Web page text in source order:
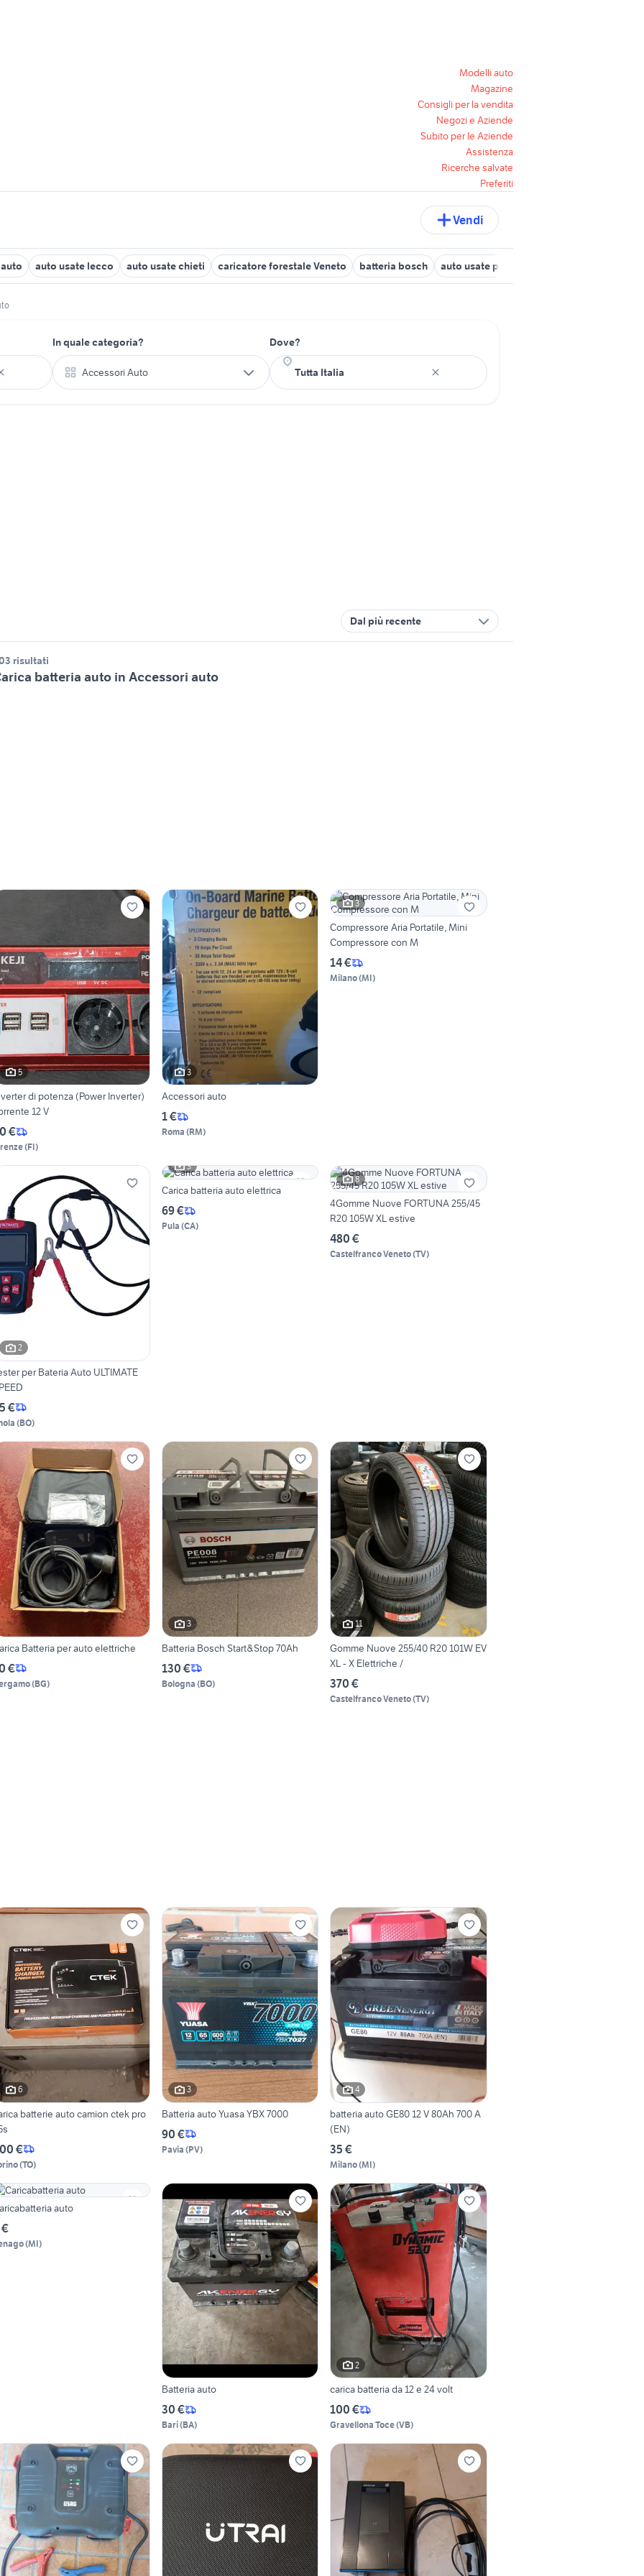
Modelli auto
Magazine
Consigli per la vendita
Negozi e Aziende
Subito per le Aziende
Assistenza
Ricerche salvate
Preferiti
Vendi
auto usate lecco auto usate chieti caricatore forestale Veneto batteria bosch auto usate pescara
In quale categoria?
Accessori Auto
Dove?
Dal più recente
risultati
batteria auto in Accessori auto
5
di potenza (Power Inverter)
12 V
€
(FI)
3
Accessori auto
1 €
Roma (RM)
3
Compressore Aria Portatile, Mini
Compressore con M
14 €
Milano(MI)
2
per Bateria Auto ULTIMATE
€
(BO)
3
Carica batteria auto elettrica
69 €
Pula (CA)
8
4Gomme Nuove FORTUNA 255/45
R20 105W XL estive
480 €
Castelfranco Veneto(TV)
Batteria per auto elettriche
€
(BG)
3
Batteria Bosch Start&Stop 70Ah
130 €
Bologna (BO)
11
Gomme Nuove 255/40 R20 101W EV
XL - X Elettriche /
370 €
Castelfranco Veneto(TV)
6
batterie auto camion ctek pro
€
(TO)
3
Batteria auto Yuasa YBX 7000
90 €
Pavia (PV)
4
batteria auto GE80 12 V 80Ah 700 A
(EN)
35 €
Milano(MI)
auto
(MI)
Batteria auto
30 €
Bari(BA)
2
carica batteria da 12 e 24 volt
100 €
Gravellona Toce(VB)